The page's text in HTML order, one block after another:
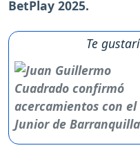
BetPlay 2025.
Te